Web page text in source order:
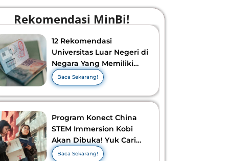
Rekomendasi MinBi!
12 Rekomendasi
Universitas Luar Negeri di
Negara Yang Memiliki
Visa Murah di 2026-2027!
Baca Sekarang!
Program Konect China
STEM Immersion Kobi
Akan Dibuka! Yuk Cari
Tahu Info Selengkapnya!
Baca Sekarang!